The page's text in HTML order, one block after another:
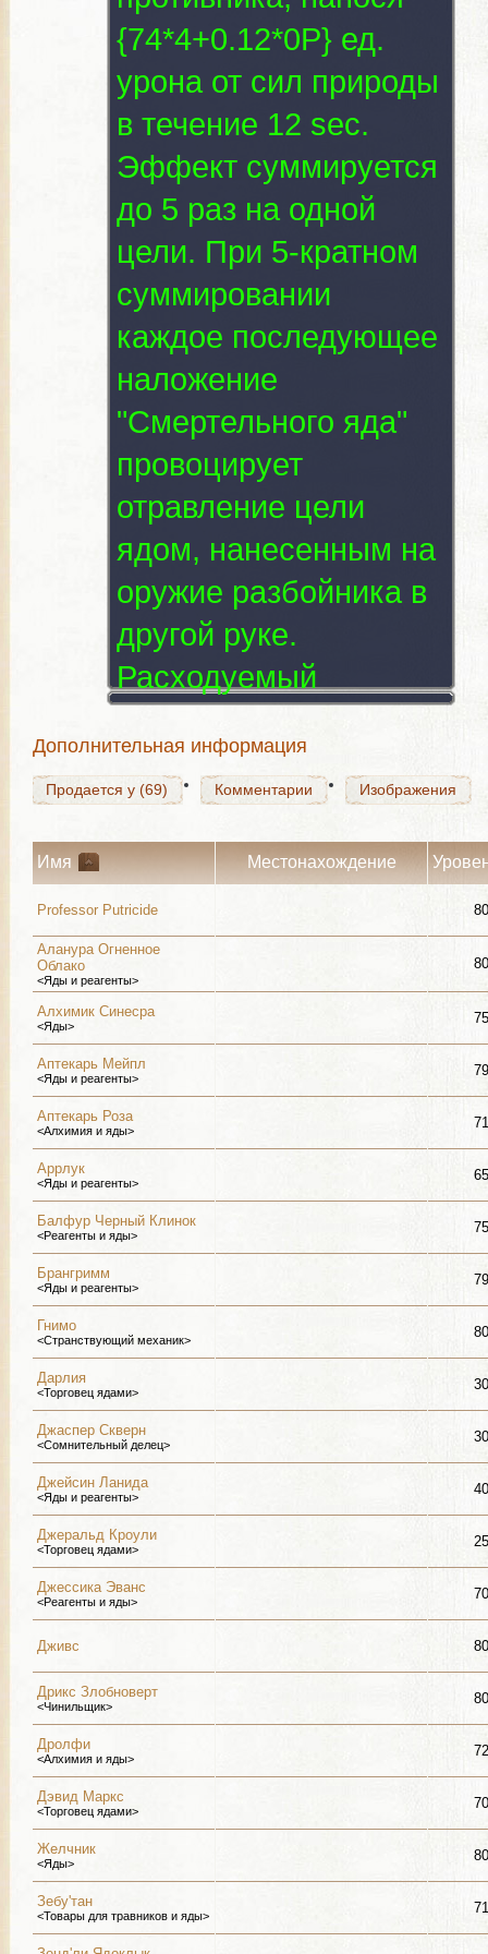
{74*4+0.12*0P} ед.
урона от сил природы
в течение 12 sec.
Эффект суммируется
до 5 раз на одной
цели. При 5-кратном
суммировании
каждое последующее
наложение
"Смертельного яда"
провоцирует
отравление цели
ядом, нанесенным на
оружие разбойника в
другой руке.
Расходуемый
Дополнительная информация
Продается у (69) Комментарии
Продается у (69) Комментарии Изображения
Продается у (69) Комментарии Изображения
Имя Местонахождение
Professor Putricide 80
Аланура Огненное
Облако
<Яды и реагенты>
80
Алхимик Синесра
<Яды> 75
Аптекарь Мейпл
<Яды и реагенты> 79
Аптекарь Роза
<Алхимия и яды> 71
Аррлук
<Яды и реагенты> 65
Балфур Черный Клинок
<Реагенты и яды> 75
Брангримм
<Яды и реагенты> 79
Гнимо
<Странствующий механик> 80
Дарлия
<Торговец ядами> 30
Джаспер Скверн
<Сомнительный делец> 30
Джейсин Ланида
<Яды и реагенты> 40
Джеральд Кроули
<Торговец ядами> 25
Джессика Эванс
<Реагенты и яды> 70
Дживс 80
Дрикс Злобноверт
<Чинильщик> 80
Дролфи
<Алхимия и яды> 72
Дэвид Маркс
<Торговец ядами> 70
Желчник
<Яды> 80
Зебу'тан
<Товары для травников и яды> 71